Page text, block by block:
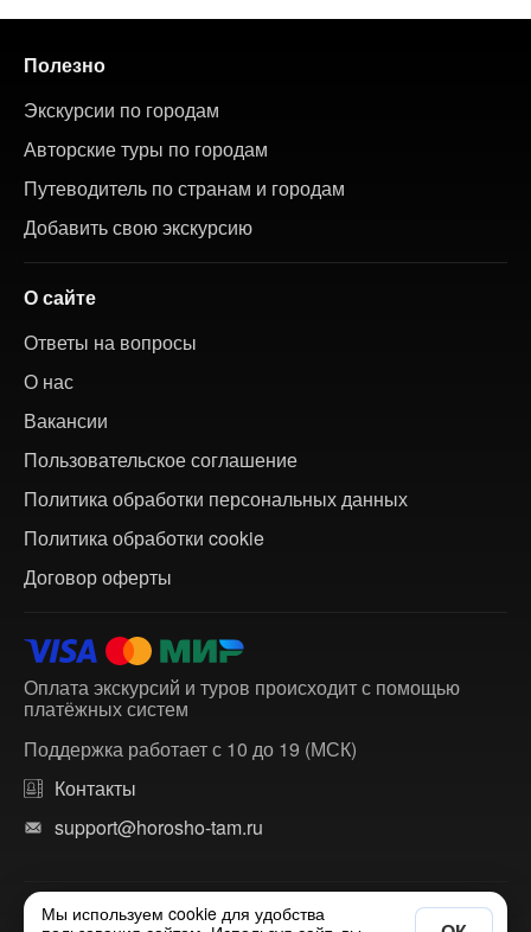
Полезно
Экскурсии по городам
Авторские туры по городам
Путеводитель по странам и городам
Добавить свою экскурсию
О сайте
Ответы на вопросы
О нас
Вакансии
Пользовательское соглашение
Политика обработки персональных данных
Политика обработки cookie
Договор оферты
Оплата экскурсий и туров происходит с помощью
платёжных систем
Поддержка работает с 10 до 19 (МСК)
Контакты
support@horosho-tam.ru
© 2018-2026 ХорошоТам — агрегатор экскурсий и
Мы используем cookie для удобства